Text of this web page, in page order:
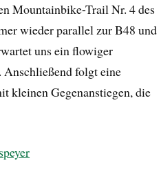
Mountainbike-Trail Nr. 4 des
wieder parallel zur B48 und
uns ein flowiger
Anschließend folgt eine
kleinen Gegenanstiegen, die